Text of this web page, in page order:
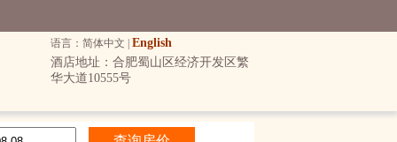
语言：简体中文 | English
酒店地址：合肥蜀山区经济开发区繁
华大道10555号